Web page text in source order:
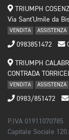
TRIUMPH
Via Sant'Umile da
VENDITA ASSISTENZA
0983851472
TRIUMPH
CONTRADA
VENDITA ASSISTENZA
0983/851472
P.IVA 01911070785
Capitale Sociale